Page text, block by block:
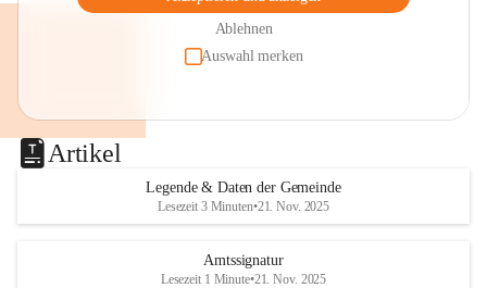
Ablehnen
Auswahl merken
Artikel
Legende & Daten der Gemeinde
Lesezeit 3 Minuten•21. Nov. 2025
Amtssignatur
Lesezeit 1 Minute•21. Nov. 2025